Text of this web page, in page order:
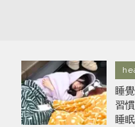
睡
習
睡